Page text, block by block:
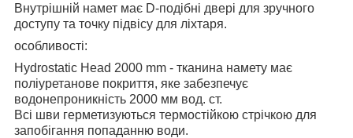
Внутрішній намет має D-подібні двері для зручного
доступу та точку підвісу для ліхтаря.
особливості:
Hydrostatic Head 2000 mm - тканина намету має
поліуретанове покриття, яке забезпечує
водонепроникність 2000 мм вод. ст.
Всі шви герметизуються термостійкою стрічкою для
запобігання попаданню води.